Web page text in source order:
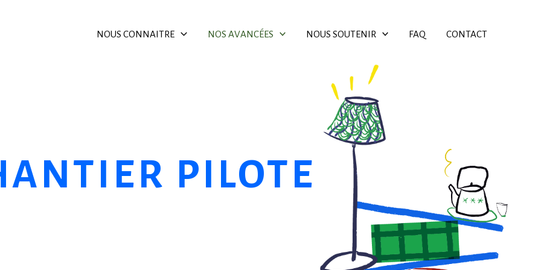
NOUS CONNAITRE NOS AVANCÉES NOUS SOUTENIR FAQ CONTACT
PILOTE